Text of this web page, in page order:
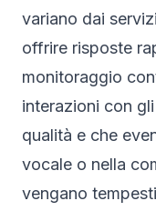
variano dai
offrire risposte
monitoraggio
interazioni con
qualità e che
vocale o nella
vengano